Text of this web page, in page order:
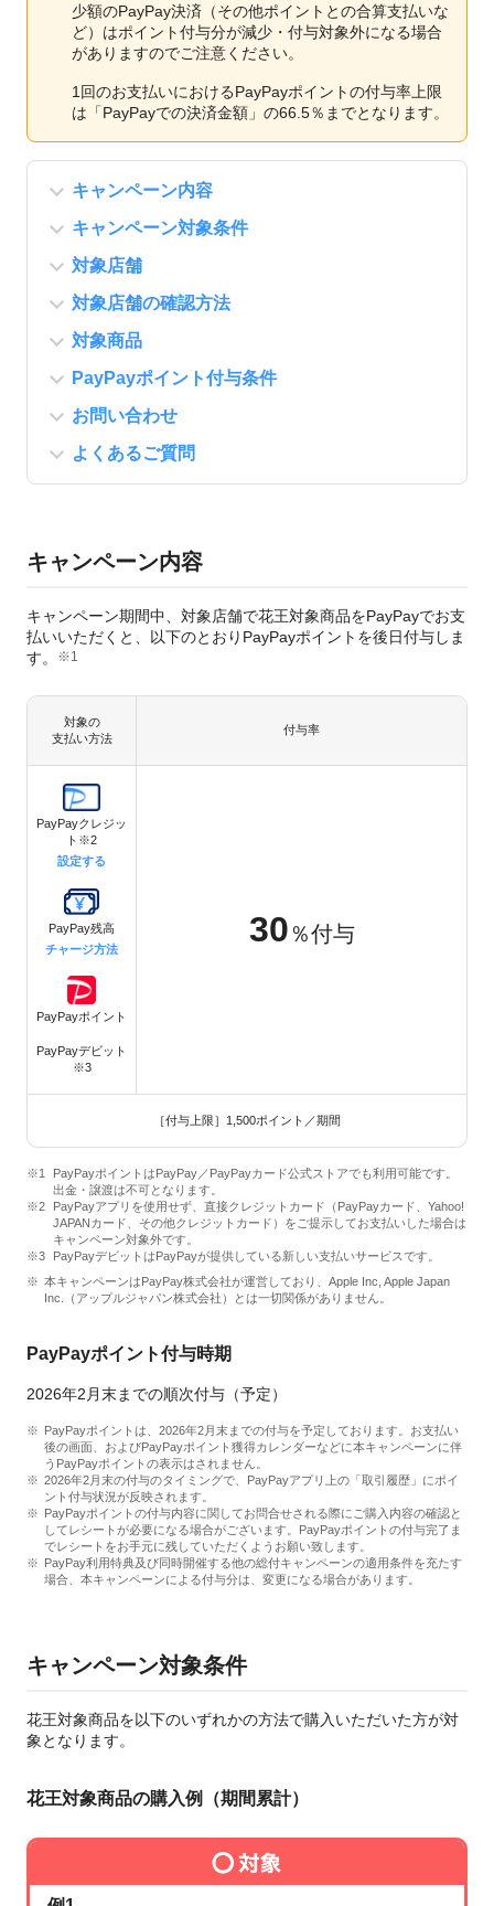
少額のPayPay決済（その他ポイントとの合算支払いな
ど）はポイント付与分が減少・付与対象外になる場合
がありますのでご注意ください。
1回のお支払いにおけるPayPayポイントの付与率上限
は「PayPayでの決済金額」の66.5％までとなります。
キャンペーン内容
キャンペーン対象条件
対象店舗
対象店舗の確認方法
対象商品
PayPayポイント付与条件
お問い合わせ
よくあるご質問
キャンペーン内容
キャンペーン期間中、対象店舗で花王対象商品をPayPayでお支
払いいただくと、以下のとおりPayPayポイントを後日付与しま
す。
※1
対象の
支払い方法
付与率
PayPayクレジッ
ト※2
設定する
PayPay残高
チャージ方法
PayPayポイント
PayPayデビット
※3
30 ％付与
［付与上限］1,500ポイント／期間
PayPayポイントはPayPay／PayPayカード公式ストアでも利用可能です。
出金・譲渡は不可となります。
PayPayアプリを使用せず、直接クレジットカード（PayPayカード、Yahoo!
JAPANカード、その他クレジットカード）をご提示してお支払いした場合は
キャンペーン対象外です。
PayPayデビットはPayPayが提供している新しい支払いサービスです。
本キャンペーンはPayPay株式会社が運営しており、Apple Inc, Apple Japan
Inc.（アップルジャパン株式会社）とは一切関係がありません。
PayPayポイント付与時期
2026年2月末までの順次付与（予定）
PayPayポイントは、2026年2月末までの付与を予定しております。お支払い
後の画面、およびPayPayポイント獲得カレンダーなどに本キャンペーンに伴
うPayPayポイントの表示はされません。
2026年2月末の付与のタイミングで、PayPayアプリ上の「取引履歴」にポイ
ント付与状況が反映されます。
PayPayポイントの付与内容に関してお問合せされる際にご購入内容の確認と
してレシートが必要になる場合がございます。PayPayポイントの付与完了ま
でレシートをお手元に残していただくようお願い致します。
PayPay利用特典及び同時開催する他の総付キャンペーンの適用条件を充たす
場合、本キャンペーンによる付与分は、変更になる場合があります。
キャンペーン対象条件
花王対象商品を以下のいずれかの方法で購入いただいた方が対
象となります。
花王対象商品の購入例（期間累計）